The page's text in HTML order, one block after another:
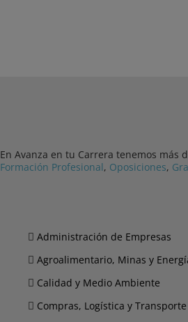
En Avanza en tu Carrera tenemos más
Formación Profesional, Oposiciones,
Administración de Empresas
Agroalimentario, Minas y
Calidad y Medio Ambiente
Compras, Logística y Transporte